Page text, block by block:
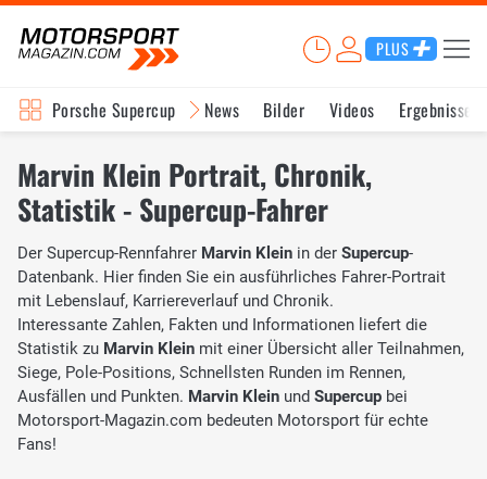
PLUS
Porsche Supercup News Bilder Videos Ergebnisse
Marvin Klein Portrait, Chronik,
Statistik - Supercup-Fahrer
Der Supercup-Rennfahrer Marvin Klein in der Supercup-
Datenbank. Hier finden Sie ein ausführliches Fahrer-Portrait
mit Lebenslauf, Karriereverlauf und Chronik.
Interessante Zahlen, Fakten und Informationen liefert die
Statistik zu Marvin Klein mit einer Übersicht aller Teilnahmen,
Siege, Pole-Positions, Schnellsten Runden im Rennen,
Ausfällen und Punkten. Marvin Klein und Supercup bei
Motorsport-Magazin.com bedeuten Motorsport für echte
Fans!